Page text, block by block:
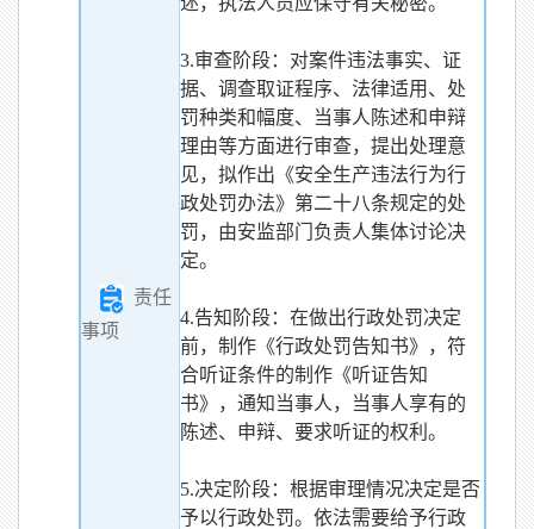
责任
事项
3.审查阶段：对案件违法事实、证
据、调查取证程序、法律适用、处
罚种类和幅度、当事人陈述和申辩
理由等方面进行审查，提出处理意
见，拟作出《安全生产违法行为行
政处罚办法》第二十八条规定的处
罚，由安监部门负责人集体讨论决
定。
4.告知阶段：在做出行政处罚决定
前，制作《行政处罚告知书》，符
合听证条件的制作《听证告知
书》，通知当事人，当事人享有的
陈述、申辩、要求听证的权利。
5.决定阶段：根据审理情况决定是否
予以行政处罚。依法需要给予行政